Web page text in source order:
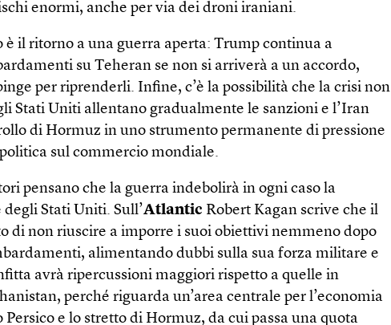
enormi, anche per via dei droni iraniani.
è il ritorno a una guerra aperta: Trump continua a
su Teheran se non si arriverà a un accordo,
per riprenderli. Infine, c’è la possibilità che la crisi non
Stati Uniti allentano gradualmente le sanzioni e l’Iran
di Hormuz in uno strumento permanente di pressione
sul commercio mondiale.
pensano che la guerra indebolirà in ogni caso la
degli Stati Uniti. Sull’Atlantic Robert Kagan scrive che il
di non riuscire a imporre i suoi obiettivi nemmeno dopo
alimentando dubbi sulla sua forza militare e
avrà ripercussioni maggiori rispetto a quelle in
perché riguarda un’area centrale per l’economia
e lo stretto di Hormuz, da cui passa una quota